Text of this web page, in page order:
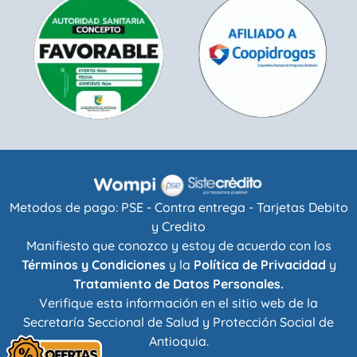
Metodos de pago: PSE - Contra entrega - Tarjetas Debito
y Credito
Manifiesto que conozco y estoy de acuerdo con los
Términos y Condicionesy la Política de Privacidad y
Tratamiento de Datos Personales.
Verifique esta información en el sitio web de la
Secretaría Seccional de Salud y Protección Social de
Antioquia.